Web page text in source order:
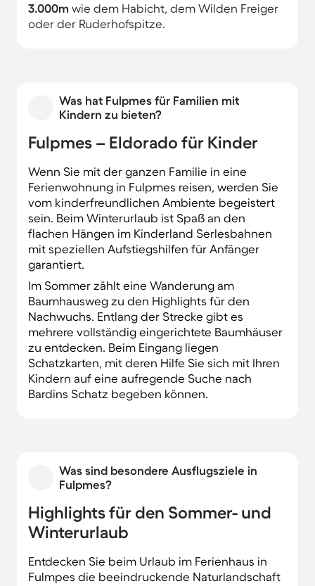
3.000m wie dem Habicht, dem Wilden Freiger
oder der Ruderhofspitze.
Was hat Fulpmes für Familien mit
Kindern zu bieten?
Fulpmes – Eldorado für Kinder
Wenn Sie mit der ganzen Familie in eine
Ferienwohnung in Fulpmes reisen, werden Sie
vom kinderfreundlichen Ambiente begeistert
sein. Beim Winterurlaub ist Spaß an den
flachen Hängen im Kinderland Serlesbahnen
mit speziellen Aufstiegshilfen für Anfänger
garantiert.
Im Sommer zählt eine Wanderung am
Baumhausweg zu den Highlights für den
Nachwuchs. Entlang der Strecke gibt es
mehrere vollständig eingerichtete Baumhäuser
zu entdecken. Beim Eingang liegen
Schatzkarten, mit deren Hilfe Sie sich mit Ihren
Kindern auf eine aufregende Suche nach
Bardins Schatz begeben können.
Was sind besondere Ausflugsziele in
Fulpmes?
Highlights für den Sommer- und
Winterurlaub
Entdecken Sie beim Urlaub im Ferienhaus in
Fulmpes die beeindruckende Naturlandschaft